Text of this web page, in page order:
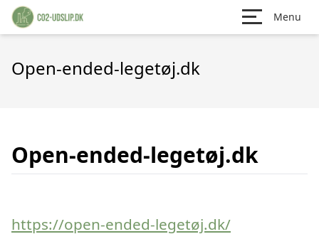
Menu
Open-ended-legetøj.dk
Open-ended-legetøj.dk
https://open-ended-legetøj.dk/